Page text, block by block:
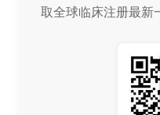
取全球临床注册最新